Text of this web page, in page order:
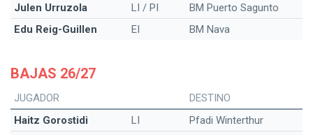
Julen Urruzola
LI / PI
BM Puerto Sagunto
Edu Reig-Guillen
EI BM Nava
BAJAS 26/27
JUGADOR
DESTINO
Haitz Gorostidi
LI
Pfadi Winterthur